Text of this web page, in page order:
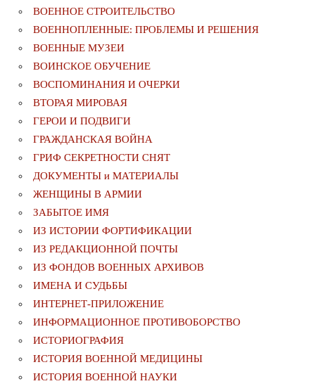
ВОЕННОЕ СТРОИТЕЛЬСТВО
ВОЕННОПЛЕННЫЕ: ПРОБЛЕМЫ И РЕШЕНИЯ
ВОЕННЫЕ МУЗЕИ
ВОИНСКОЕ ОБУЧЕНИЕ
ВОСПОМИНАНИЯ И ОЧЕРКИ
ВТОРАЯ МИРОВАЯ
ГЕРОИ И ПОДВИГИ
ГРАЖДАНСКАЯ ВОЙНА
ГРИФ СЕКРЕТНОСТИ СНЯТ
ДОКУМЕНТЫ и МАТЕРИАЛЫ
ЖЕНЩИНЫ В АРМИИ
ЗАБЫТОЕ ИМЯ
ИЗ ИСТОРИИ ФОРТИФИКАЦИИ
ИЗ РЕДАКЦИОННОЙ ПОЧТЫ
ИЗ ФОНДОВ ВОЕННЫХ АРХИВОВ
ИМЕНА И СУДЬБЫ
ИНТЕРНЕТ-ПРИЛОЖЕНИЕ
ИНФОРМАЦИОННОЕ ПРОТИВОБОРСТВО
ИСТОРИОГРАФИЯ
ИСТОРИЯ ВОЕННОЙ МЕДИЦИНЫ
ИСТОРИЯ ВОЕННОЙ НАУКИ